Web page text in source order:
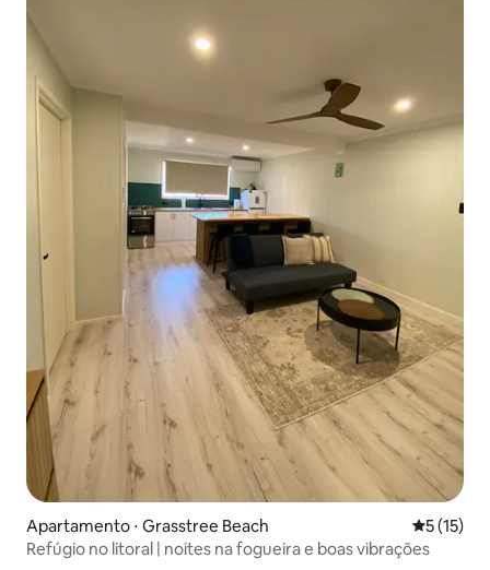
Apartamento ⋅ Grasstree Beach 5 de uma
5 (15)
Refúgio no litoral | noites na fogueira e boas vibrações